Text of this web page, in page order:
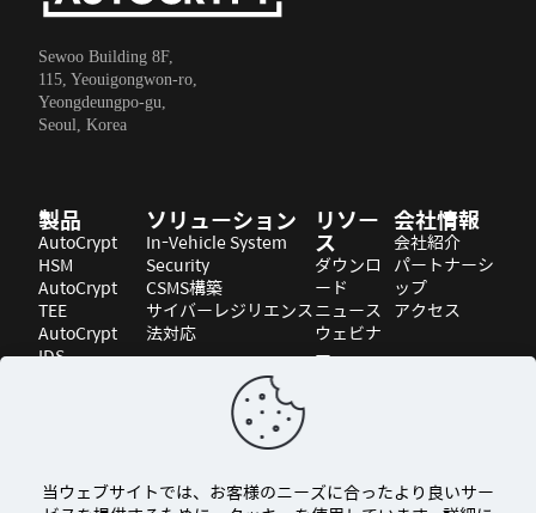
Sewoo Building 8F,
115, Yeouigongwon-ro,
Yeongdeungpo-gu,
Seoul, Korea
製品
AutoCrypt
HSM
AutoCrypt
TEE
AutoCrypt
IDS
ソリューション
In-Vehicle System
Security
CSMS構築
サイバーレジリエンス
法対応
リソー
ス
ダウンロ
ード
ニュース
ウェビナ
ー
会社情報
会社紹介
パートナーシ
ップ
アクセス
当ウェブサイトでは、お客様のニーズに合ったより良いサー